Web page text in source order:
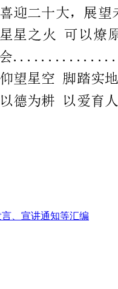
言、宣讲通知等汇编